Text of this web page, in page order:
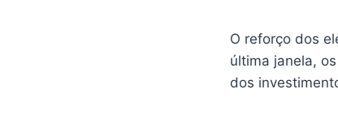
O reforço dos
última janela,
dos